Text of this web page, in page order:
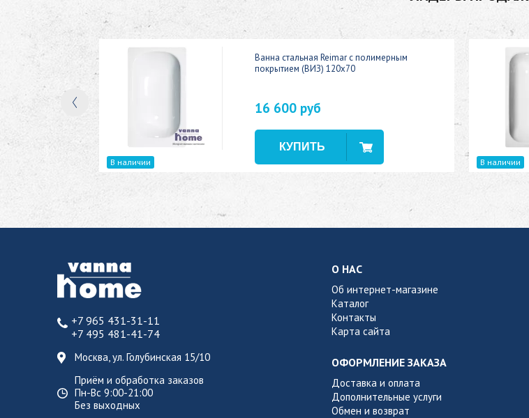
150x70
В наличии
Ванна стальная Reimar с полимерным
покрытием (ВИЗ) 120x70
16 600 руб
В наличии
+7 965 431-31-11
+7 495 481-41-74
Москва, ул. Голубинская 15/10
Приём и обработка заказов
Пн-Вс 9:00-21:00
Без выходных
О НАС
Об интернет-магазине
Каталог
Контакты
Карта сайта
ОФОРМЛЕНИЕ ЗАКАЗА
Доставка и оплата
Дополнительные услуги
Обмен и возврат